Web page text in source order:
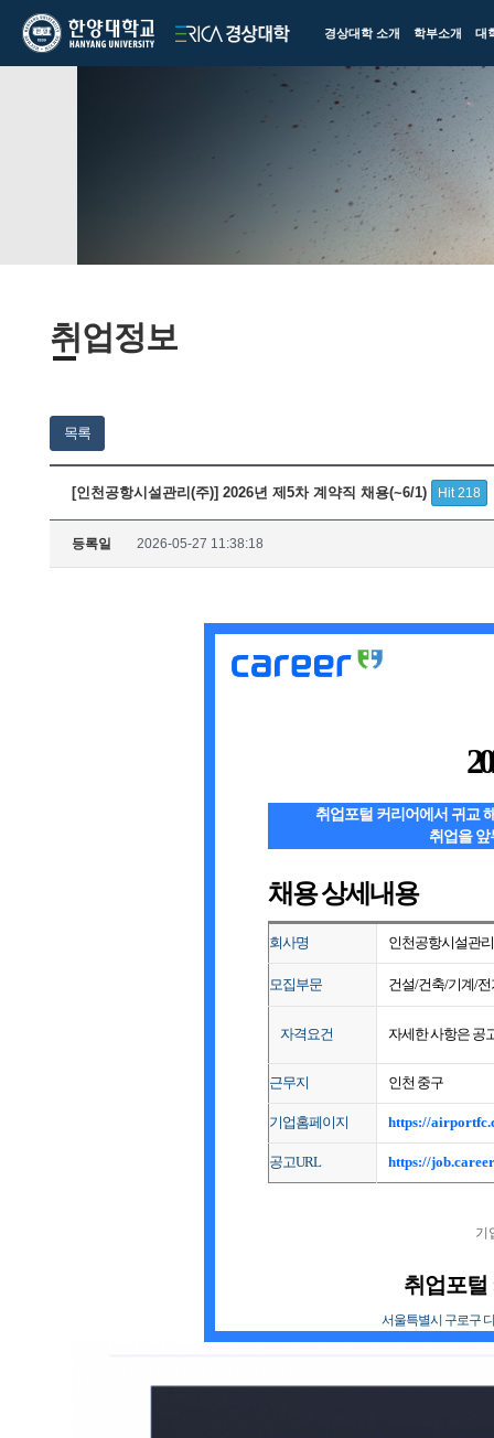
한양대학교
한양대학교
ERICA
경상대학
경상대학 소개 학부소개 대
취업정보
목록
[인천공항시설관리(주)] 2026년 제5차 계약직 채용(~6/1) Hit 218
등록일 2026-05-27 11:38:18
취업포털 커리어에서 귀교
취업을 앞
채용 상세내용
회사명 인천공항시설관
모집부문 건설/건축/기계/
자격요건 자세한 사항은 공
근무지 인천 중구
기업홈페이지 https://
공고URL https://
기
취업포
서울특별시 구로구